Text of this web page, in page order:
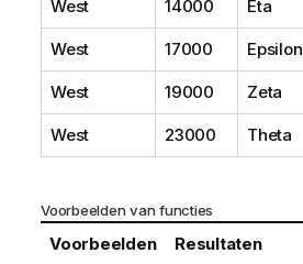
West 14000 Eta
West 17000 Epsilon
West 19000 Zeta
West 23000 Theta
Voorbeelden van functies
Voorbeelden Resultaten